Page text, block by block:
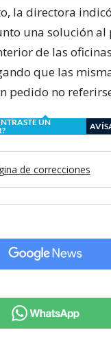
la directora
una solución
de las
que las
pedido no
UN
de correcciones